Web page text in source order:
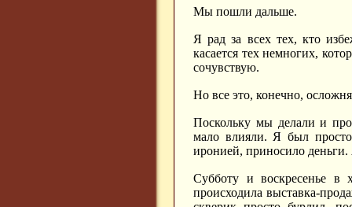
Мы пошли дальше.
Я рад за всех тех, кто
касается тех немногих,
сочувствую.
Но все это, конечно,
Поскольку мы делали и
мало влияли. Я был просто
иронией, приносило деньги.
Субботу и воскресенье в
происходила выставка-